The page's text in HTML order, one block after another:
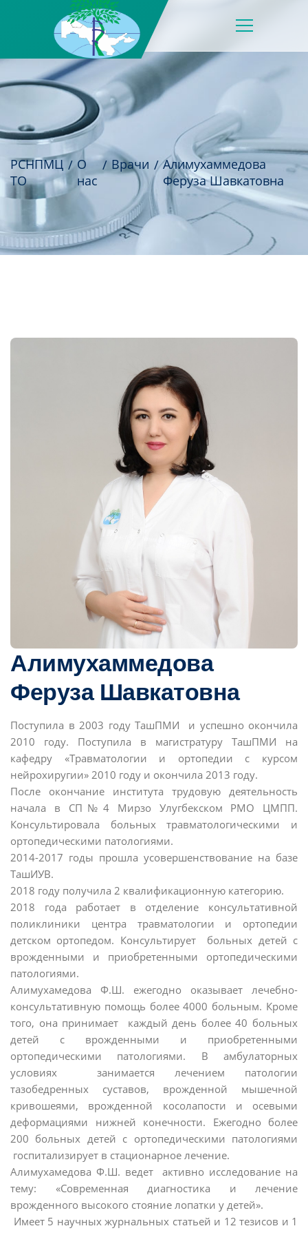
РСНПМЦ
ТО
О
нас
Врачи
Алимухаммедова
Феруза Шавкатовна
Алимухаммедова
Феруза Шавкатовна
Поступила в 2003 году ТашПМИ и успешно окончила
2010 году. Поступила в магистратуру ТашПМИ на
кафедру «Травматологии и ортопедии с курсом
нейрохиругии» 2010 году и окончила 2013 году.
После окончание института трудовую деятельность
начала в СП№4 Мирзо Улугбекском РМО ЦМПП.
Консультировала больных травматологическими и
ортопедическими патологиями.
2014-2017 годы прошла усовершенствование на базе
ТашИУВ.
2018 году получила 2 квалификационную категорию.
2018 года работает в отделение консультативной
поликлиники центра травматологии и ортопедии
детском ортопедом. Консультирует больных детей с
врожденными и приобретенными ортопедическими
патологиями.
Алимухамедова Ф.Ш. ежегодно оказывает лечебно-
консультативную помощь более 4000 больным. Кроме
того, она принимает каждый день более 40 больных
детей с врожденными и приобретенными
ортопедическими патологиями. В амбулаторных
условиях занимается лечением патологии
тазобедренных суставов, врожденной мышечной
кривошеями, врожденной косолапости и осевыми
деформациями нижней конечности. Ежегодно более
200 больных детей с ортопедическими патологиями
госпитализирует в стационарное лечение.
Алимухамедова Ф.Ш. ведет активно исследование на
тему: «Современная диагностика и лечение
врожденного высокого стояние лопатки у детей».
Имеет 5 научных журнальных статьей и 12 тезисов и 1